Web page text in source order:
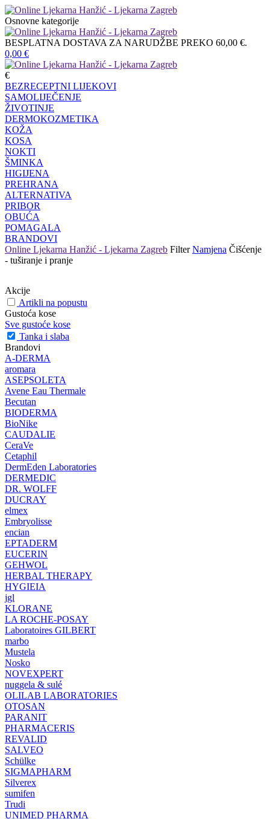
Osnovne kategorije
BESPLATNA DOSTAVA ZA NARUDŽBE PREKO 60,00 €.
0,00 €
€
BEZRECEPTNI LIJEKOVI
SAMOLIJEČENJE
ŽIVOTINJE
DERMOKOZMETIKA
KOŽA
KOSA
NOKTI
ŠMINKA
HIGIJENA
PREHRANA
ALTERNATIVA
PRIBOR
OBUĆA
POMAGALA
BRANDOVI
Online Ljekarna Hanžić - Ljekarna Zagreb Filter Namjena Čišćenje
- tuširanje i pranje
Akcije
Artikli na popustu
Gustoća kose
Sve gustoće kose
Tanka i slaba
Brandovi
A-DERMA
aromara
ASEPSOLETA
Avene Eau Thermale
Becutan
BIODERMA
BioNike
CAUDALIE
CeraVe
Cetaphil
DermEden Laboratories
DERMEDIC
DR. WOLFF
DUCRAY
elmex
Embryolisse
encian
EPTADERM
EUCERIN
GEHWOL
HERBAL THERAPY
HYGIEIA
jgl
KLORANE
LA ROCHE-POSAY
Laboratoires GILBERT
marbo
Mustela
Nosko
NOVEXPERT
nuggela & sulé
OLILAB LABORATORIES
OTOSAN
PARANIT
PHARMACERIS
REVALID
SALVEO
Schülke
SIGMAPHARM
Silverex
sumifen
Trudi
UNIMED PHARMA